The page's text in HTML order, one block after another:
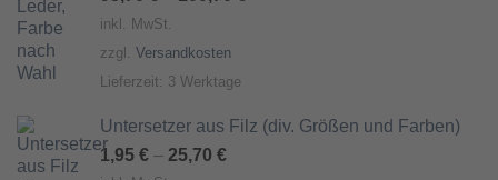
inkl. MwSt.
zzgl. Versandkosten
Lieferzeit: 3 Werktage
Untersetzer aus Filz (div. Größen und Farben)
1,95 € – 25,70 €